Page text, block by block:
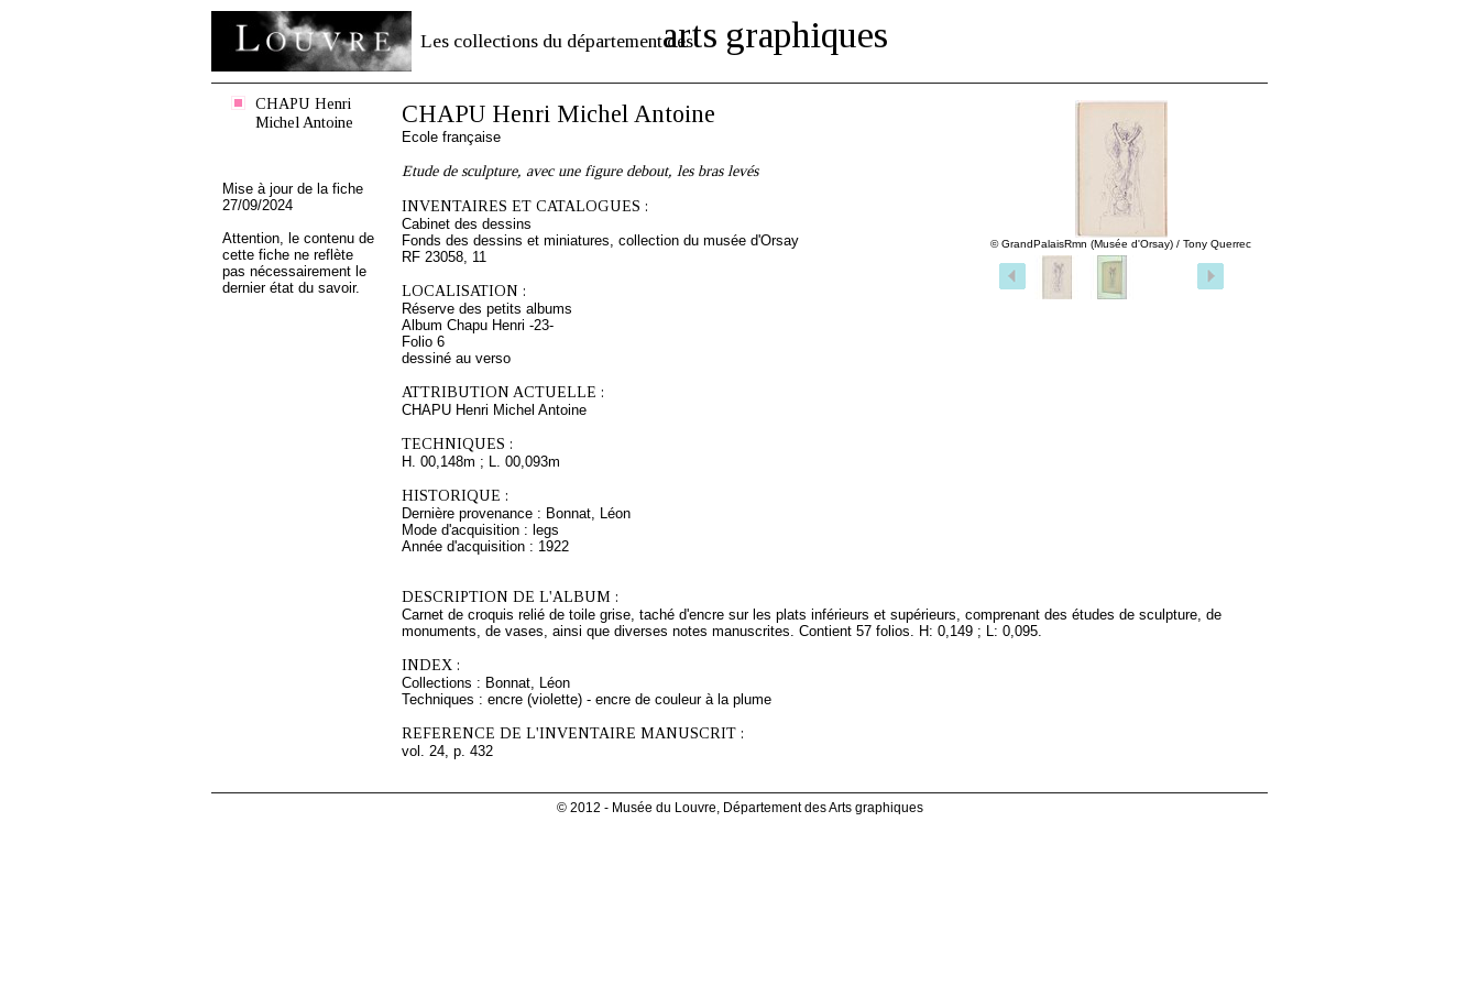
Les collections du département desarts graphiques
CHAPU Henri
Michel Antoine
Mise à jour de la fiche
27/09/2024
Attention, le contenu de
cette fiche ne reflète
pas nécessairement le
dernier état du savoir.
© GrandPalaisRmn (Musée d'Orsay) / Tony Querrec
CHAPU Henri Michel Antoine
Ecole française
Etude de sculpture, avec une figure debout, les bras levés
INVENTAIRES ET CATALOGUES :
Cabinet des dessins
Fonds des dessins et miniatures, collection du musée d'Orsay
RF 23058, 11
LOCALISATION :
Réserve des petits albums
Album Chapu Henri -23-
Folio 6
dessiné au verso
ATTRIBUTION ACTUELLE :
CHAPU Henri Michel Antoine
TECHNIQUES :
H. 00,148m ; L. 00,093m
HISTORIQUE :
Dernière provenance : Bonnat, Léon
Mode d'acquisition : legs
Année d'acquisition : 1922
DESCRIPTION DE L'ALBUM :
Carnet de croquis relié de toile grise, taché d'encre sur les plats inférieurs et supérieurs, comprenant des études de sculpture, de
monuments, de vases, ainsi que diverses notes manuscrites. Contient 57 folios. H: 0,149 ; L: 0,095.
INDEX :
Collections : Bonnat, Léon
Techniques : encre (violette) - encre de couleur à la plume
REFERENCE DE L'INVENTAIRE MANUSCRIT :
vol. 24, p. 432
© 2012 - Musée du Louvre, Département des Arts graphiques